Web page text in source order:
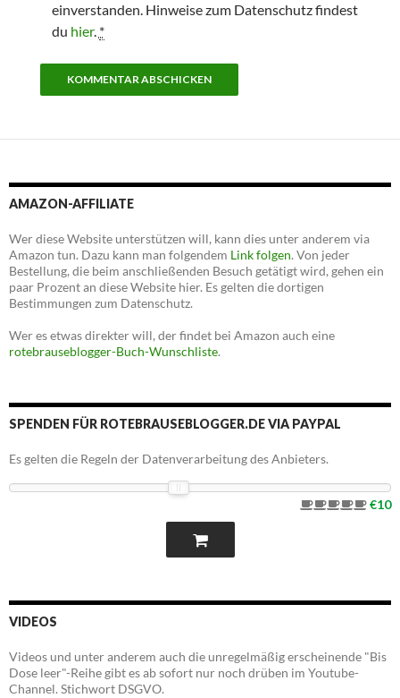
einverstanden. Hinweise zum Datenschutz findest
du hier. *
AMAZON-AFFILIATE
Wer diese Website unterstützen will, kann dies unter anderem via
Amazon tun. Dazu kann man folgendem Link folgen. Von jeder
Bestellung, die beim anschließenden Besuch getätigt wird, gehen ein
paar Prozent an diese Website hier. Es gelten die dortigen
Bestimmungen zum Datenschutz.
Wer es etwas direkter will, der findet bei Amazon auch eine
rotebrauseblogger-Buch-Wunschliste.
SPENDEN FÜR ROTEBRAUSEBLOGGER.DE VIA PAYPAL
Es gelten die Regeln der Datenverarbeitung des Anbieters.
€10
VIDEOS
Videos und unter anderem auch die unregelmäßig erscheinende "Bis
Dose leer"-Reihe gibt es ab sofort nur noch drüben im Youtube-
Channel. Stichwort DSGVO.